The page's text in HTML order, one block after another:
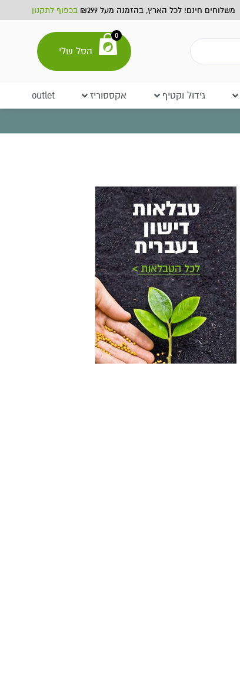
משלוחים חינם! לכל הארץ, בהזמנה מעל ₪299 בכפוף לתקנון
0
הסל שלי
גידול וקטיף אקססוריז outlet